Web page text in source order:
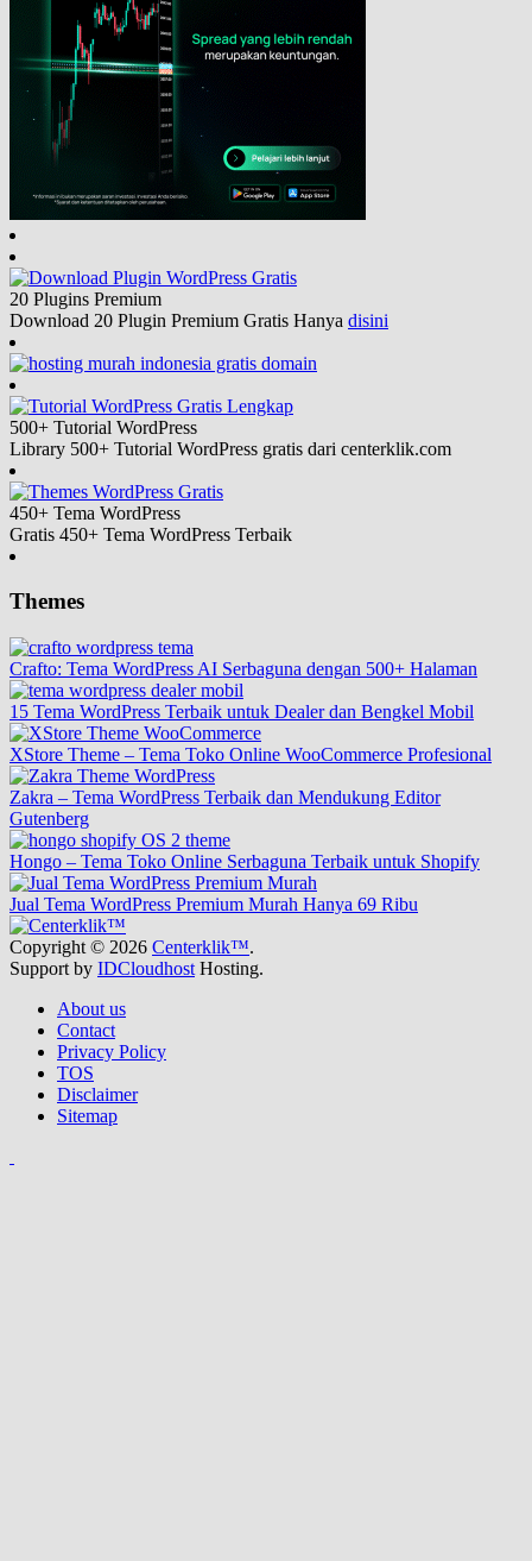
20 Plugins Premium
Download 20 Plugin Premium Gratis Hanya disini
500+ Tutorial WordPress
Library 500+ Tutorial WordPress gratis dari centerklik.com
450+ Tema WordPress
Gratis 450+ Tema WordPress Terbaik
Themes
Crafto: Tema WordPress AI Serbaguna dengan 500+ Halaman
15 Tema WordPress Terbaik untuk Dealer dan Bengkel Mobil
XStore Theme – Tema Toko Online WooCommerce Profesional
Zakra – Tema WordPress Terbaik dan Mendukung Editor
Gutenberg
Hongo – Tema Toko Online Serbaguna Terbaik untuk Shopify
Jual Tema WordPress Premium Murah Hanya 69 Ribu
Copyright © 2026 Centerklik™.
Support by IDCloudhost Hosting.
About us
Contact
Privacy Policy
TOS
Disclaimer
Sitemap